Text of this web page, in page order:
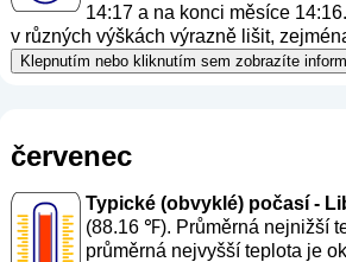
14:17 a na konci měsíce
v různých výškách výrazně lišit,
Klepnutím nebo kliknutím sem zobrazíte
červenec
Typické (obvyklé) počasí -
(88.16 ℉). Průměrná nejnižší
průměrná nejvyšší teplota je